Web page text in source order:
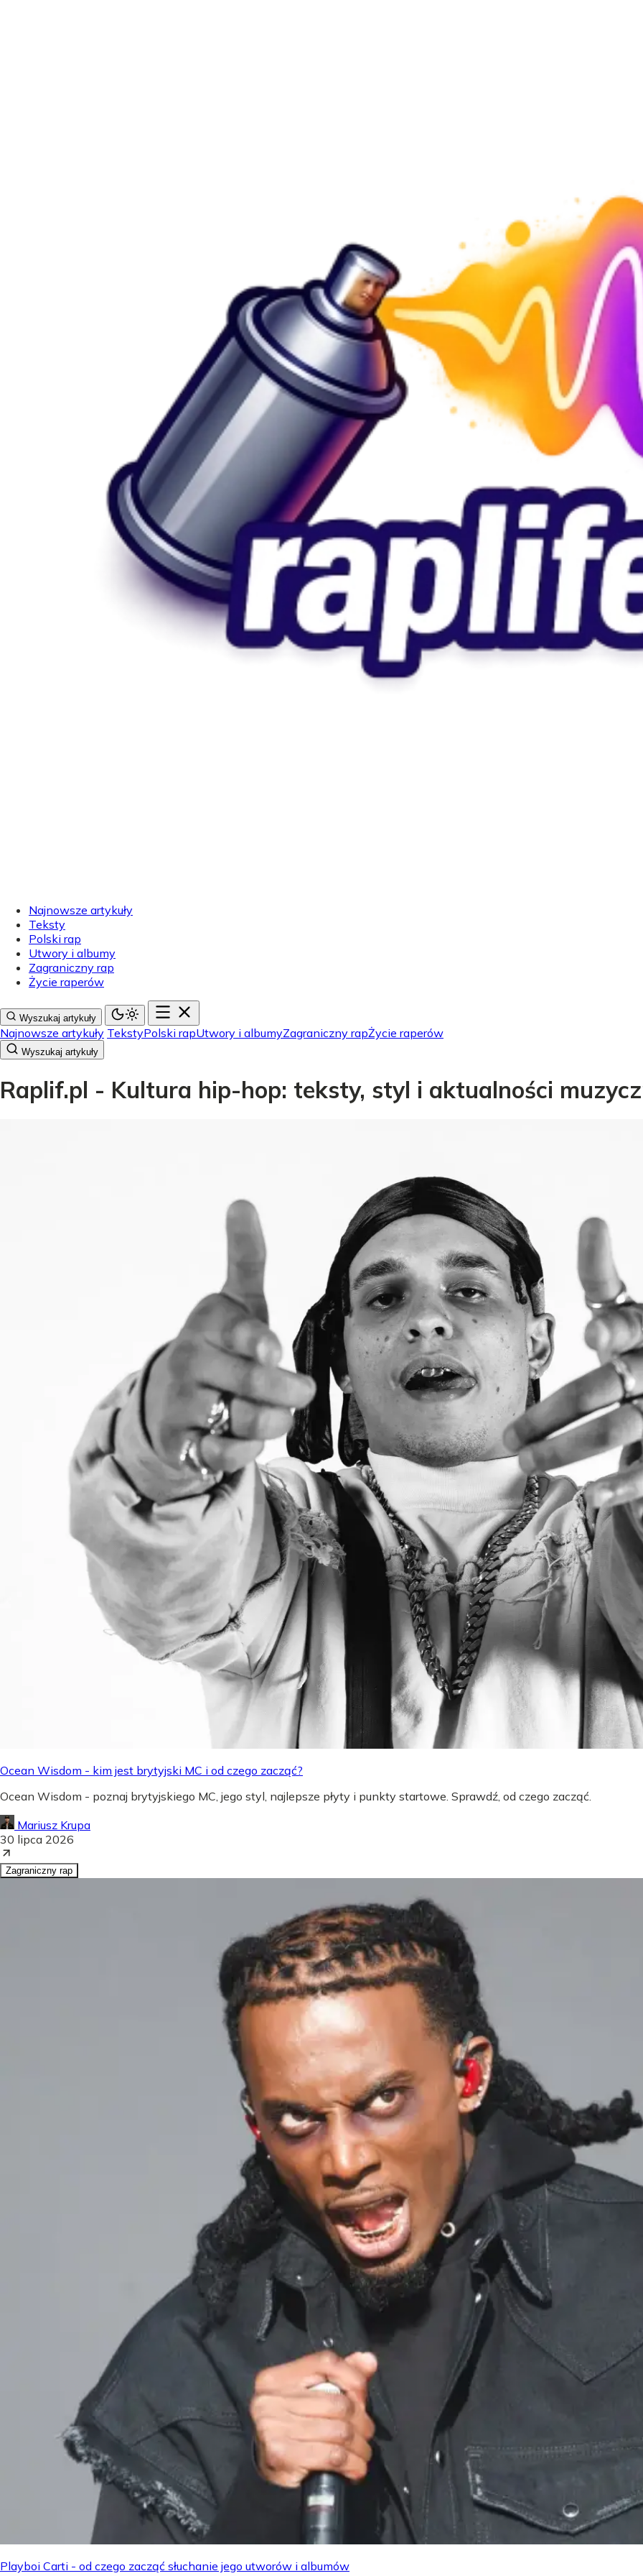
Najnowsze artykuły
Teksty
Polski rap
Utwory i albumy
Zagraniczny rap
Życie raperów
Wyszukaj artykuły
Najnowsze artykuły TekstyPolski rapUtwory i albumyZagraniczny rapŻycie raperów
Wyszukaj artykuły
Raplif.pl - Kultura hip-hop: teksty, styl i aktualności
Ocean Wisdom - kim jest brytyjski MC i od czego zacząć?
Ocean Wisdom - poznaj brytyjskiego MC, jego styl, najlepsze płyty i punkty startowe. Sprawdź, od czego zacząć.
Mariusz Krupa
30 lipca 2026
Zagraniczny rap
Playboi Carti - od czego zacząć słuchanie jego utworów i albumów